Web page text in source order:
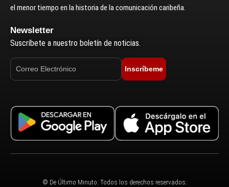
el menor tiempo en la historia de la comunicación caribeña.
Newsletter
Suscríbete a nuestro boletín de noticias.
Inscríbeme
© De Último Minuto. Todos los derechos reservados.